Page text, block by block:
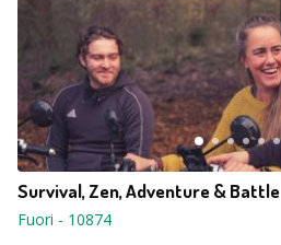
Survival, Zen, Adventure & Battle
Fuori - 10874